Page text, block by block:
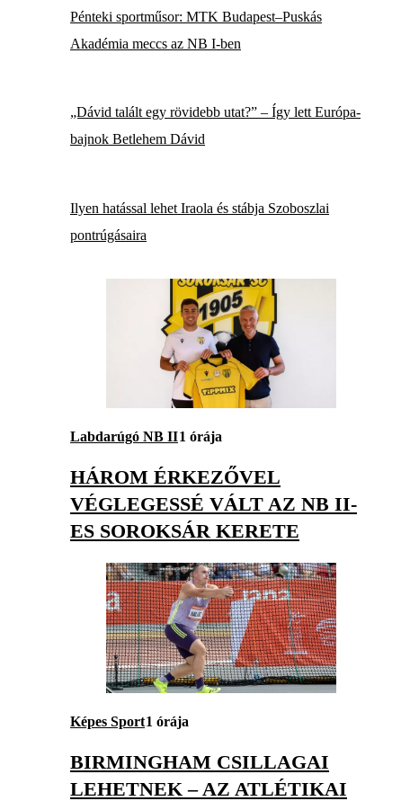
Pénteki sportműsor: MTK Budapest–Puskás
Akadémia meccs az NB I-ben
„Dávid talált egy rövidebb utat?” – Így lett Európa-
bajnok Betlehem Dávid
Ilyen hatással lehet Iraola és stábja Szoboszlai
pontrúgásaira
Labdarúgó NB II1 órája
HÁROM ÉRKEZŐVEL
VÉGLEGESSÉ VÁLT AZ NB II-
ES SOROKSÁR KERETE
Képes Sport1 órája
BIRMINGHAM CSILLAGAI
LEHETNEK – AZ ATLÉTIKAI